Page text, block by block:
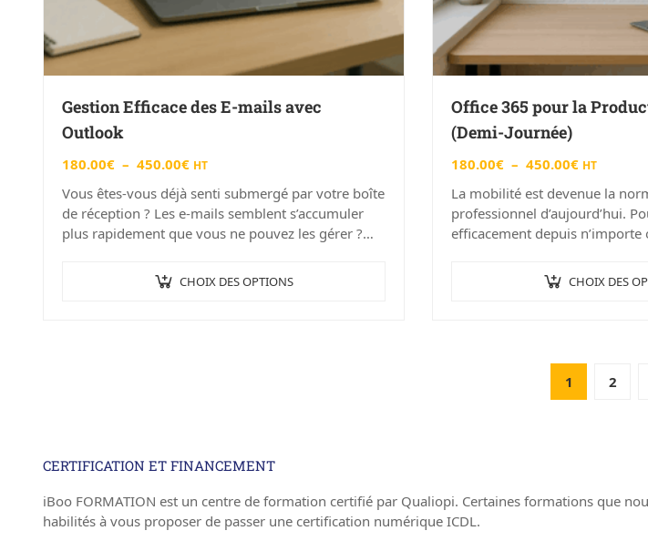
Gestion Efficace des E-mails avec
Outlook
180.00€ – 450.00€ HT
Vous êtes-vous déjà senti submergé par votre boîte
de réception ? Les e-mails semblent s’accumuler
plus rapidement que vous ne pouvez les gérer ?
CHOIX DES OPTIONS
Office 365 pour la
(Demi-Journée)
180.00€ – 450.00€ HT
La mobilité est devenue la
professionnel d’aujourd’hui.
efficacement depuis n’importe
CHOIX DES
1 2
CERTIFICATION ET FINANCEMENT
iBoo FORMATION est un centre de formation certifié par Qualiopi. Certaines formations que
habilités à vous proposer de passer une certification numérique ICDL.